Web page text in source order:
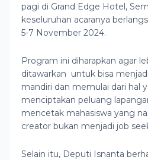
pagi di Grand Edge Hotel,
keseluruhan acaranya
5-7 November 2024.
Program ini diharapkan agar
ditawarkan untuk bisa
mandiri dan memulai dari hal
menciptakan peluang
mencetak mahasiswa yang
creator bukan menjadi job
Selain itu, Deputi Isnanta